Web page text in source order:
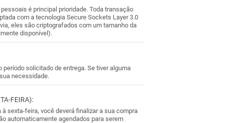
é principal prioridade. Toda transação
com a tecnologia Secure Sockets Layer 3.0
eles são criptografados com um tamanho da
disponível).
solicitado de entrega. Se tiver alguma
necessidade.
FEIRA):
sexta-feira, você deverá finalizar a sua compra
automaticamente agendados para serem